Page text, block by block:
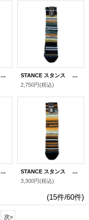
STANCE スタンス ソックス "GERALD CREW " [RED]
STANCE スタンス ソックス "CURREN ST CREW " [DEEP TEAL]
2,750円(税込)
STANCE スタンス ソックス "ICED TO SEE YOU CREW " [BLACK]
STANCE スタンス ソックス "CURREN PARKS CREW " [GOLD]
3,300円(税込)
(15件/60件)
次»